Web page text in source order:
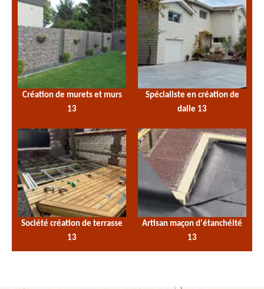
Création de murets et murs
13
Spécialiste en création de
dalle 13
Société création de terrasse
13
Artisan maçon d'étanchéité
13